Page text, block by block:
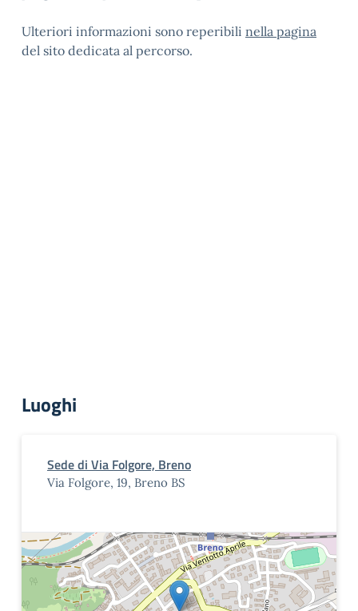
Ulteriori informazioni sono reperibili nella pagina
del sito dedicata al percorso.
Luoghi
Sede di Via Folgore, Breno
Via Folgore, 19, Breno BS